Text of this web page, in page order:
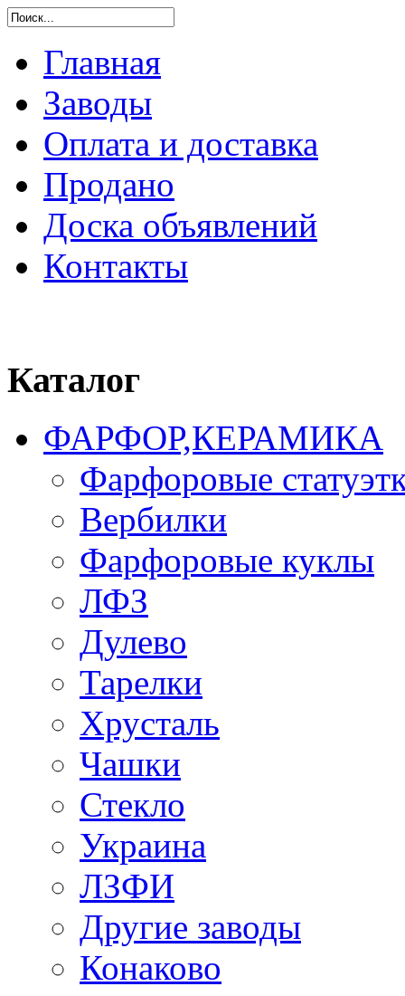
Главная
Заводы
Оплата и доставка
Продано
Доска объявлений
Контакты
Каталог
ФАРФОР,КЕРАМИКА
Фарфоровые
Вербилки
Фарфоровые куклы
ЛФЗ
Дулево
Тарелки
Хрусталь
Чашки
Стекло
Украина
ЛЗФИ
Другие заводы
Конаково